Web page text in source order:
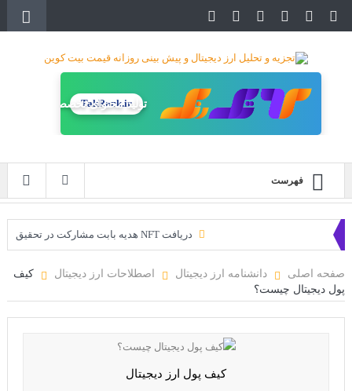
طراحی سایت حرفه‌ای
تولید محتوای تخصصی
TakRank.ir
فهرست
دریافت NFT هدیه بابت مشارکت در تحقیق
CoinEx سریع ترین برند درحال رشد در خدمات مالی!
تحریم ایران توسط استخر پولین!
صفحه اصلی دانشنامه ارز دیجیتال اصطلاحات ارز دیجیتال
کیف
پول دیجیتال چیست؟
کیف پول ارز دیجیتال